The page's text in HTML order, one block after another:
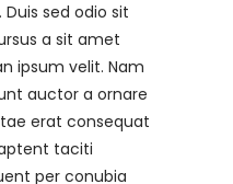
sed odio sit
a sit amet
ipsum velit. Nam
auctor a ornare
erat consequat
taciti
per conubia